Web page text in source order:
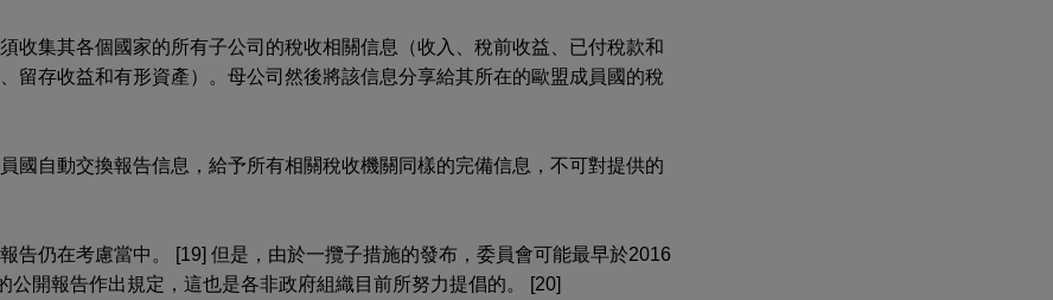
收集其各個國家的所有子公司的稅收相關信息（收入、稅前收益、已付稅款和
留存收益和有形資產）。母公司然後將該信息分享給其所在的歐盟成員國的稅
國自動交換報告信息，給予所有相關稅收機關同樣的完備信息，不可對提供的
告仍在考慮當中。 [19] 但是，由於一攬子措施的發布，委員會可能最早於2016
公開報告作出規定，這也是各非政府組織目前所努力提倡的。 [20]